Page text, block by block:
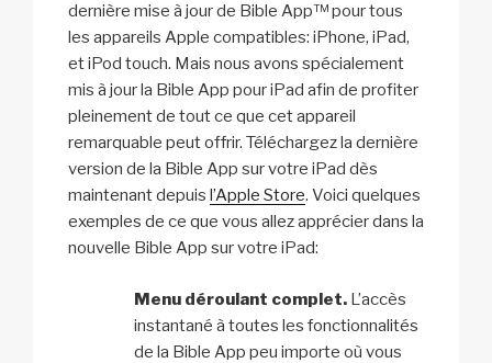
dernière mise à jour de Bible App™ pour tous
les appareils Apple compatibles: iPhone, iPad,
et iPod touch. Mais nous avons spécialement
mis à jour la Bible App pour iPad afin de profiter
pleinement de tout ce que cet appareil
remarquable peut offrir. Téléchargez la dernière
version de la Bible App sur votre iPad dès
maintenant depuis l’Apple Store. Voici quelques
exemples de ce que vous allez apprécier dans la
nouvelle Bible App sur votre iPad:
Menu déroulant complet. L’accès
instantané à toutes les fonctionnalités
de la Bible App peu importe où vous